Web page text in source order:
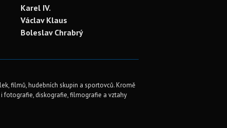
Karel IV.
Václav Klaus
Boleslav Chrabrý
filmů, hudebních skupin a sportovců. Kromě
fotografie, diskografie, filmografie a vztahy